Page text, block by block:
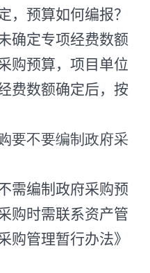
，预算如何编报？
确定专项经费数额
购预算，项目单位
费数额确定后，按
要不要编制政府采
需编制政府采购预
购时需联系资产管
购管理暂行办法》